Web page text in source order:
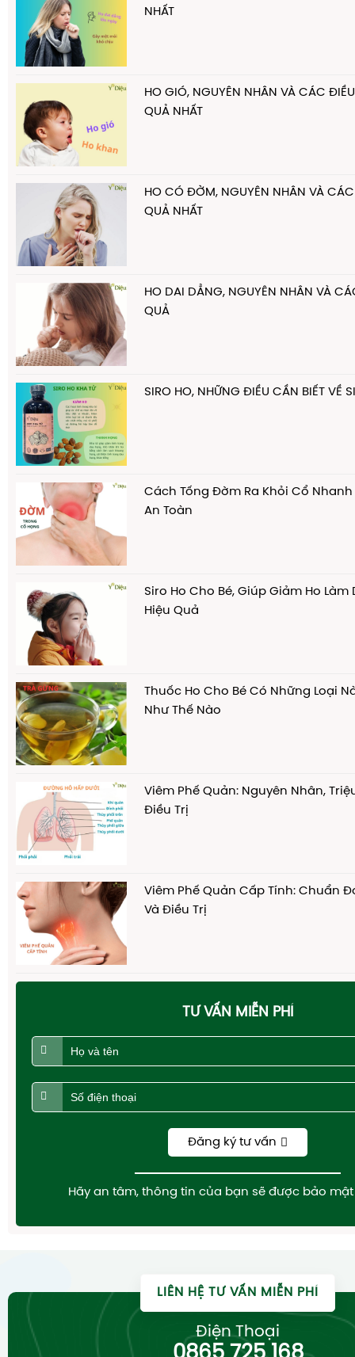
NHẤT
HO GIÓ, NGUYÊN NHÂN VÀ CÁC
QUẢ NHẤT
HO CÓ ĐỜM, NGUYÊN NHÂN VÀ
QUẢ NHẤT
HO DAI DẲNG, NGUYÊN NHÂN VÀ
QUẢ
SIRO HO, NHỮNG ĐIỀU CẦN BIẾT VỀ
Cách Tống Đờm Ra Khỏi Cổ
An Toàn
Siro Ho Cho Bé, Giúp Giảm Ho Làm
Hiệu Quả
Thuốc Ho Cho Bé Có Những Loại
Như Thế Nào
Viêm Phế Quản: Nguyên Nhân,
Điều Trị
Viêm Phế Quản Cấp Tính: Chuẩn
Và Điều Trị
TƯ VẤN MIỄN PHÍ
Đăng ký tư vấn
Hãy an tâm, thông tin của bạn sẽ được bảo
LIÊN HỆ TƯ VẤN MIỄN PHÍ
Điện Thoại